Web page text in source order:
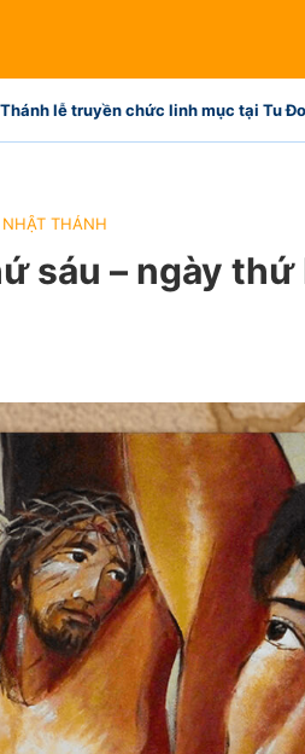
Thánh lễ truyền chức linh mục tại Tu
THÁNH
sáu – ngày thứ